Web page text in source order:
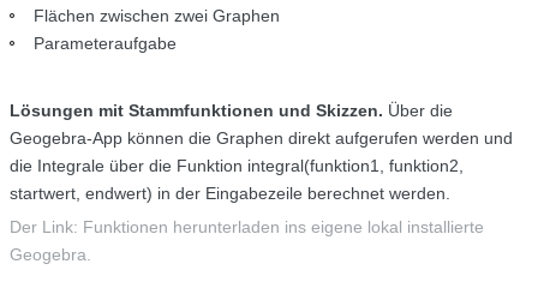
Flächen zwischen zwei Graphen
Parameteraufgabe
Lösungen mit Stammfunktionen und Skizzen. Über die
Geogebra-App können die Graphen direkt aufgerufen werden und
die Integrale über die Funktion integral(funktion1, funktion2,
startwert, endwert) in der Eingabezeile berechnet werden.
Der Link: Funktionen herunterladen ins eigene lokal installierte
Geogebra.